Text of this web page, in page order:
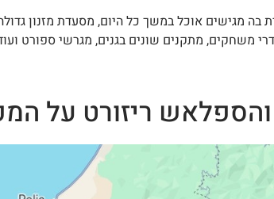
מגישים אוכל במשך כל היום, מסעדת מזנון
משחקים, מתקנים שונים בגנים, מגרשי ספורט
והספלאש ריזורט על